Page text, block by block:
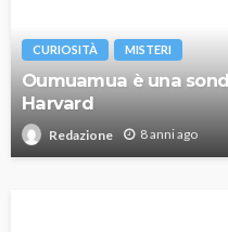
CURIOSITÀ MISTERI
Oumuamua è una
Harvard
Redazione 8 anni ago